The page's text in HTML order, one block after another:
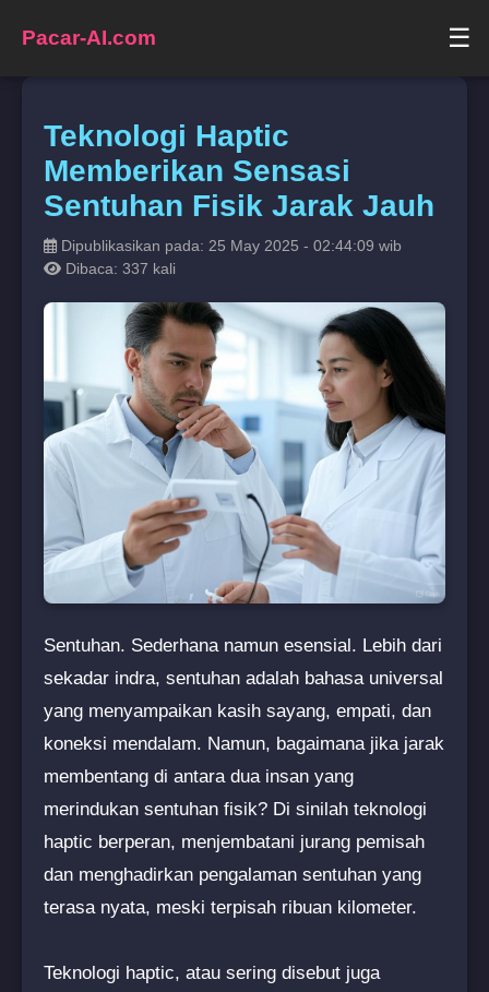
Pacar-AI.com ☰
Teknologi Haptic
Memberikan Sensasi
Sentuhan Fisik Jarak Jauh
Dipublikasikan pada: 25 May 2025 - 02:44:09 wib
Dibaca: 337 kali
Sentuhan. Sederhana namun esensial. Lebih dari
sekadar indra, sentuhan adalah bahasa universal
yang menyampaikan kasih sayang, empati, dan
koneksi mendalam. Namun, bagaimana jika jarak
membentang di antara dua insan yang
merindukan sentuhan fisik? Di sinilah teknologi
haptic berperan, menjembatani jurang pemisah
dan menghadirkan pengalaman sentuhan yang
terasa nyata, meski terpisah ribuan kilometer.
Teknologi haptic, atau sering disebut juga